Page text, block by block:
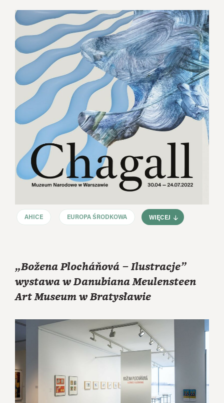
AHICE EUROPA ŚRODKOWA WIĘCEJ
„Božena Plocháňová – Ilustracje”
wystawa w Danubiana Meulensteen
Art Museum w Bratysławie